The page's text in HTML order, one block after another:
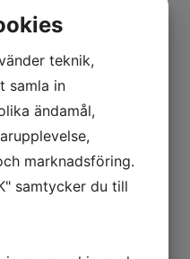
utformad
&
garanterat
teknik,
samla in
ändamål,
marknadsföring.
samtycker du till